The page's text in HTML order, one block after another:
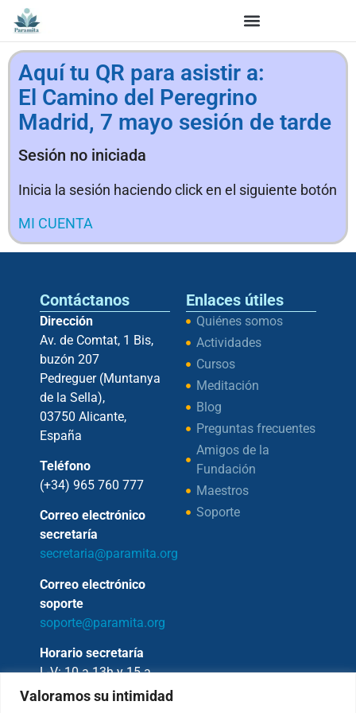
Valoramos su intimidad
Aquí tu QR para asistir a:
El Camino del Peregrino
Madrid, 7 mayo sesión de tarde
Sesión no iniciada
Inicia la sesión haciendo click en el siguiente botón
MI CUENTA
Contáctanos
Dirección
Av. de Comtat, 1 Bis,
buzón 207
Pedreguer (Muntanya
de la Sella),
03750 Alicante,
España
Teléfono
(+34) 965 760 777
Correo electrónico
secretaría
secretaria@paramita.org
Correo electrónico
soporte
soporte@paramita.org
Horario secretaría
L-V: 10 a 13h y 15 a
17h
Enlaces útiles
Quiénes somos
Actividades
Cursos
Meditación
Blog
Preguntas frecuentes
Amigos de la
Fundación
Maestros
Soporte